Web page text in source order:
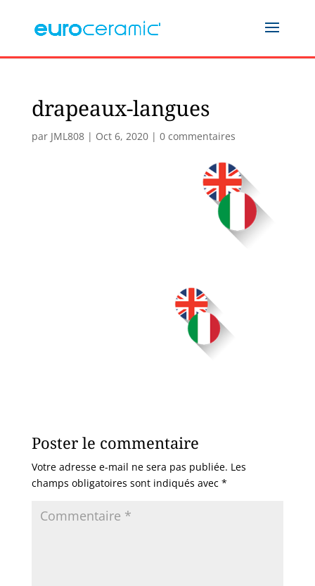
drapeaux-langues
par JML808| Oct 6, 2020| 0 commentaires
Poster le commentaire
Votre adresse e-mail ne sera pas publiée. Les
champs obligatoires sont indiqués avec *